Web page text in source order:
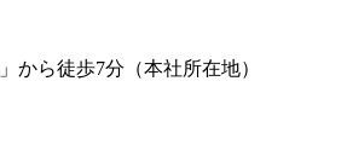
から徒歩7分（本社所在地）